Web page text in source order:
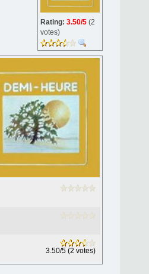
Rating: 3.50/5 (2
votes)
3.50/5 (2 votes)